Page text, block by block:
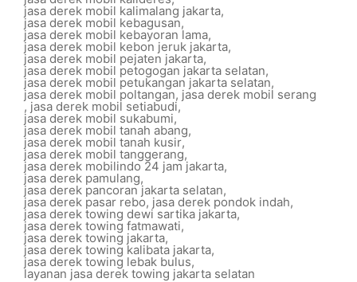
jasa derek mobil kalimalang jakarta,
jasa derek mobil kebagusan,
jasa derek mobil kebayoran lama,
jasa derek mobil kebon jeruk jakarta,
jasa derek mobil pejaten jakarta,
jasa derek mobil petogogan jakarta selatan,
jasa derek mobil petukangan jakarta selatan,
jasa derek mobil poltangan, jasa derek mobil serang
, jasa derek mobil setiabudi,
jasa derek mobil sukabumi,
jasa derek mobil tanah abang,
jasa derek mobil tanah kusir,
jasa derek mobil tanggerang,
jasa derek mobilindo 24 jam jakarta,
jasa derek pamulang,
jasa derek pancoran jakarta selatan,
jasa derek pasar rebo, jasa derek pondok indah,
jasa derek towing dewi sartika jakarta,
jasa derek towing fatmawati,
jasa derek towing jakarta,
jasa derek towing kalibata jakarta,
jasa derek towing lebak bulus,
layanan jasa derek towing jakarta selatan